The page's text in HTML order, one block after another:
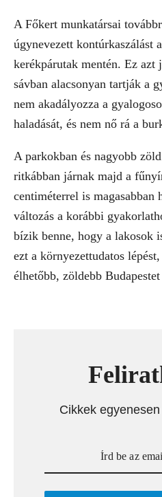
A Főkert munkatársai
úgynevezett kontúrkaszálást
kerékpárutak mentén. Ez
sávban alacsonyan tartják a
nem akadályozza a
haladását, és nem nő rá a
A parkokban és nagyobb
ritkábban járnak majd a
centiméterrel is magasabban
változás a korábbi
bízik benne, hogy a lakosok
ezt a környezettudatos
élhetőbb, zöldebb
Cikkek